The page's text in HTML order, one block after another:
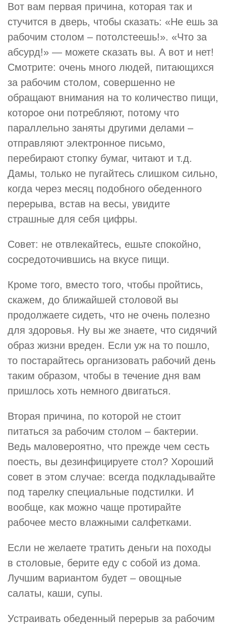
Вот вам первая причина, которая так и
стучится в дверь, чтобы сказать: «Не ешь за
рабочим столом – потолстеешь!». «Что за
абсурд!» — можете сказать вы. А вот и нет!
Смотрите: очень много людей, питающихся
за рабочим столом, совершенно не
обращают внимания на то количество пищи,
которое они потребляют, потому что
параллельно заняты другими делами –
отправляют электронное письмо,
перебирают стопку бумаг, читают и т.д.
Дамы, только не пугайтесь слишком сильно,
когда через месяц подобного обеденного
перерыва, встав на весы, увидите
страшные для себя цифры.
Совет: не отвлекайтесь, ешьте спокойно,
сосредоточившись на вкусе пищи.
Кроме того, вместо того, чтобы пройтись,
скажем, до ближайшей столовой вы
продолжаете сидеть, что не очень полезно
для здоровья. Ну вы же знаете, что сидячий
образ жизни вреден. Если уж на то пошло,
то постарайтесь организовать рабочий день
таким образом, чтобы в течение дня вам
пришлось хоть немного двигаться.
Вторая причина, по которой не стоит
питаться за рабочим столом – бактерии.
Ведь маловероятно, что прежде чем сесть
поесть, вы дезинфицируете стол? Хороший
совет в этом случае: всегда подкладывайте
под тарелку специальные подстилки. И
вообще, как можно чаще протирайте
рабочее место влажными салфетками.
Если не желаете тратить деньги на походы
в столовые, берите еду с собой из дома.
Лучшим вариантом будет – овощные
салаты, каши, супы.
Устраивать обеденный перерыв за рабочим